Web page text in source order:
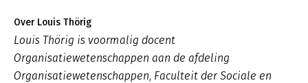
Over Louis Thörig
Louis Thörig is voormalig docent
Organisatiewetenschappen aan de afdeling
Organisatiewetenschappen, Faculteit der Sociale en